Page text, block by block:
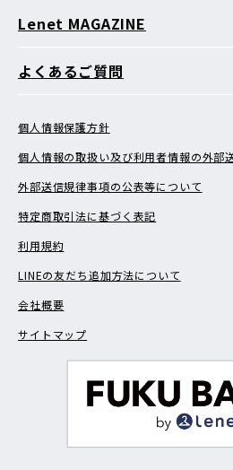
Lenet MAGAZINE
よくあるご質問
個人情報保護方針
個人情報の取扱い及び利用者情報の外部
外部送信規律事項の公表等について
特定商取引法に基づく表記
利用規約
LINEの友だち追加方法について
会社概要
サイトマップ